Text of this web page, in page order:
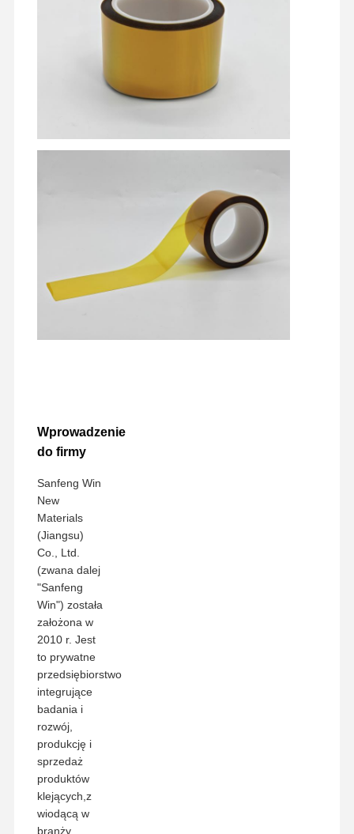
Wprowadzenie
do firmy
Sanfeng Win
New
Materials
(Jiangsu)
Co., Ltd.
(zwana dalej
"Sanfeng
Win") została
założona w
2010 r. Jest
to prywatne
przedsiębiorstwo
integrujące
badania i
rozwój,
produkcję i
sprzedaż
produktów
klejących,z
wiodącą w
branży